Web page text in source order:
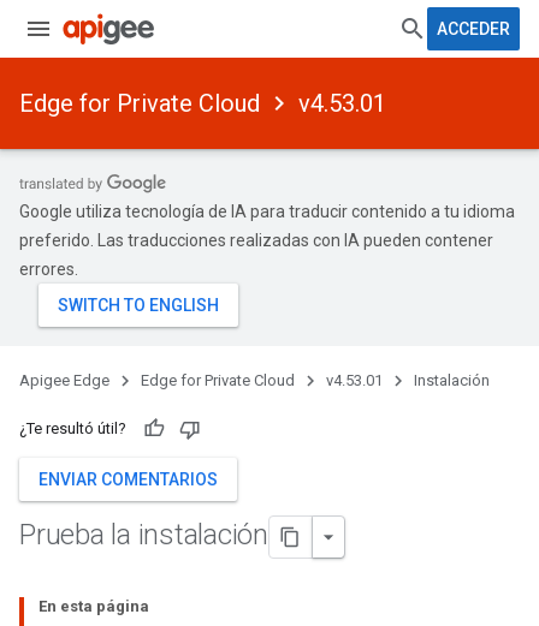
ACCEDER
Edge for Private Cloud v4.53.01
Google utiliza tecnología de IA para traducir contenido a tu idioma
preferido. Las traducciones realizadas con IA pueden contener
errores.
Apigee Edge Edge for Private Cloud v4.53.01 Instalación
¿Te resultó útil?
ENVIAR COMENTARIOS
Prueba la instalación
En esta página